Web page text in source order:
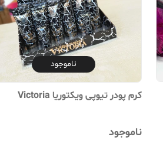
ناموجود
کرم پودر تیوپی ویکتوریا Victoria
ناموجود